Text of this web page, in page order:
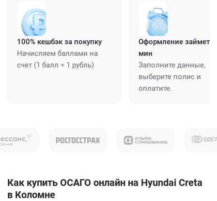
100% кешбэк за покупку
Начисляем баллами на
счет (1 балл = 1 рубль)
Оформление займет
мин
Заполните данные,
выберите полис и
оплатите.
Как купить ОСАГО онлайн на Hyundai Creta
в Коломне